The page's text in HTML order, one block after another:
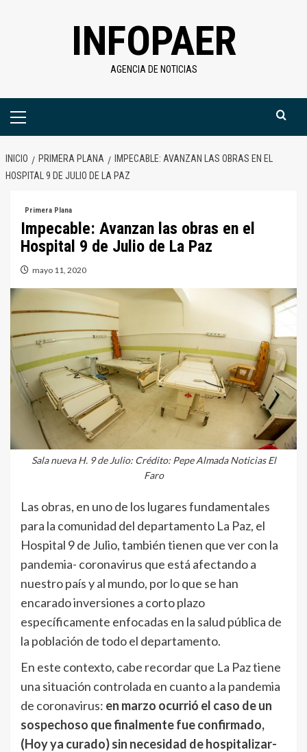
INFOPAER
AGENCIA DE NOTICIAS
Menú
INICIO PRIMERA PLANA
IMPECABLE: AVANZAN LAS OBRAS EN EL
HOSPITAL 9 DE JULIO DE LA PAZ
Primera Plana
Impecable: Avanzan las obras en el
Hospital 9 de Julio de La Paz
mayo 11, 2020
Sala nueva H. 9 de Julio: Crédito: Pepe Almada Noticias El
Faro
Las obras, en uno de los lugares fundamentales
para la comunidad del departamento La Paz, el
Hospital 9 de Julio, también tienen que ver con la
pandemia- coronavirus que está afectando a
nuestro país y al mundo, por lo que se han
encarado inversiones a corto plazo
específicamente enfocadas en la salud pública de
la población de todo el departamento.
En este contexto, cabe recordar que La Paz tiene
una situación controlada en cuanto a la pandemia
de coronavirus: en marzo ocurrió el caso de un
sospechoso que finalmente fue confirmado,
(Hoy ya curado) sin necesidad de hospitalizar-